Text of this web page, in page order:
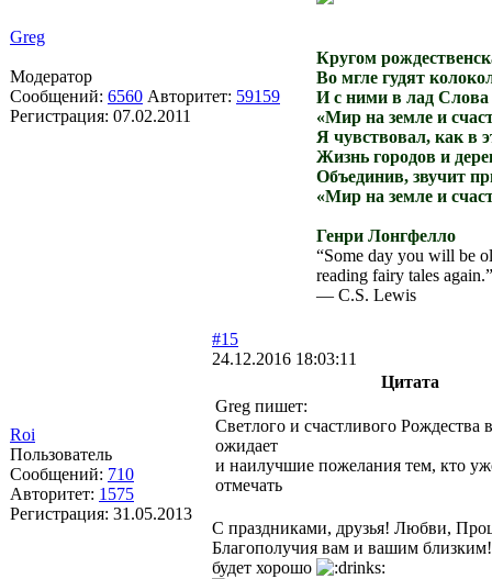
Greg
Модератор
Сообщений: 6560 Авторитет: 59159
Регистрация: 07.02.2011
Кругом
Во мгле гудят
И с ними в лад Слова
«Мир на земле и
Я чувствовал, как в
Жизнь городов и
Объединив, звучит
«Мир на земле и
Генри Лонгфелло
“Some day you will be
reading fairy tales again.”
― C.S. Lewis
Roi
Пользователь
Сообщений: 710
Авторитет: 1575
Регистрация: 31.05.2013
#15
24.12.2016 18:03:11
Цитата
Greg пишет:
Светлого и счастливого Рождества
ожидает
и наилучшие пожелания тем, кто
отмечать
С праздниками, друзья! Любви,
Благополучия вам и вашим
будет хорошо